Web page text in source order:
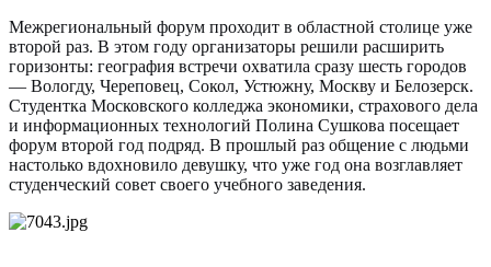
Межрегиональный форум проходит в областной столице уже
второй раз. В этом году организаторы решили расширить
горизонты: география встречи охватила сразу шесть городов
— Вологду, Череповец, Сокол, Устюжну, Москву и Белозерск.
Студентка Московского колледжа экономики, страхового дела
и информационных технологий Полина Сушкова посещает
форум второй год подряд. В прошлый раз общение с людьми
настолько вдохновило девушку, что уже год она возглавляет
студенческий совет своего учебного заведения.